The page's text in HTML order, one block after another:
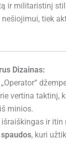
ir militaristinį
tiek
Dizainas:
„Operator“
vertina taktinį,
minios.
ir itin
, kuri